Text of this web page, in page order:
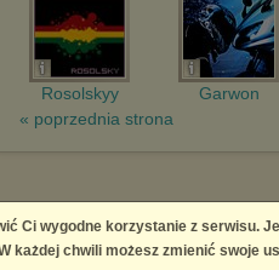
Rosolskyy
Garwon
« poprzednia strona
Ci wygodne korzystanie z serwisu.
każdej chwili możesz zmienić swoje